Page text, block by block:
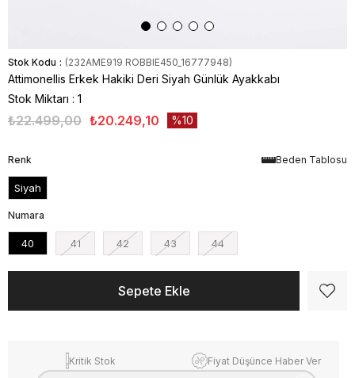
Stok Kodu (232AME919 ROBBIE450_16777948)
Attimonellis Erkek Hakiki Deri Siyah Günlük Ayakkabı
Stok Miktarı : 1
₺22.499,00 ₺20.249,10 10
Beden Tablosu
Renk
Siyah
Numara
40 41 42 43 44
Kritik Stok Fiyat Düşünce Haber Ver